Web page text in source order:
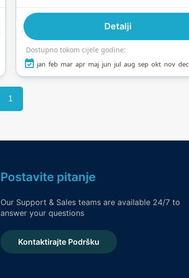
solarij sa slanom vodom i
sauna s pogledom na
šumske ribnjake spajaju se u
jedno iznenađujuće
spokojno utočište. Zamislite
porodičnu zabavu koja se
susreće sa danom u spa
Detalji
Dostupno tokom cijele godine:
jan feb mar apr maj jun jul aug sep okt nov dec
1
Postavite pitanje
Our Support & Sales teams are available 24/7 to
answer your questions
Kontaktirajte Podršku